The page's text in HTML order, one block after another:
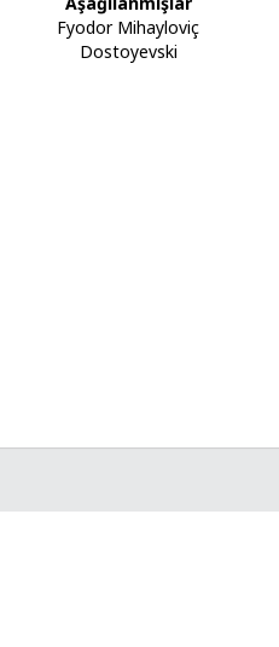
Fyodor Mihayloviç
Dostoyevski